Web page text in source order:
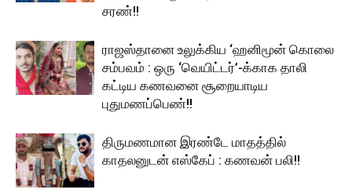
சரண்!!
ராஜஸ்தானை உலுக்கிய ‘ஹனிமூன் கொலை
சம்பவம் : ஒரு ‘வெயிட்டர்’-க்காக தாலி
கட்டிய கணவனை சூறையாடிய
புதுமணப்பெண்!!
திருமணமான இரண்டே மாதத்தில்
காதலனுடன் எஸ்கேப் : கணவன் பலி!!